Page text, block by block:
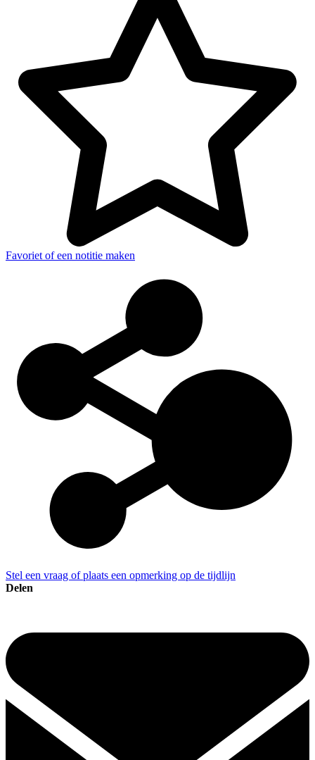
Favoriet of een notitie maken
Stel een vraag of plaats een opmerking op de tijdlijn
Delen